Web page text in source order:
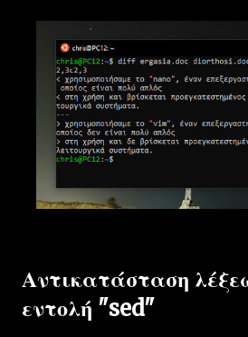
Αντικατάσταση
εντολή "sed"